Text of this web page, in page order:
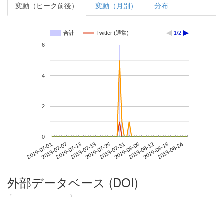
変動（ピーク前後） 変動（月別） 分布
合計 Twitter (通常) 1/2
2019-07-012019-07-072019-07-132019-07-192019-07-252019-07-312019-08-062019-08-122019-08-182019-08-24
0
2
4
6
外部データベース (DOI)